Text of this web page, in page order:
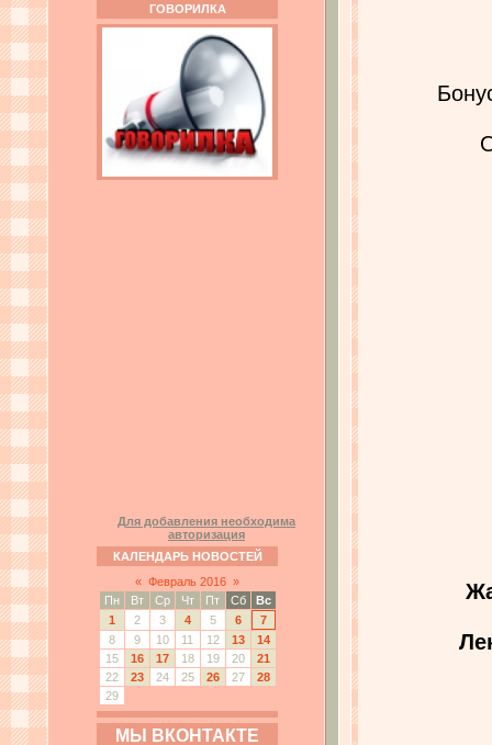
ГОВОРИЛКА
Для добавления необходима
авторизация
КАЛЕНДАРЬ НОВОСТЕЙ
« Февраль 2016 »
Пн
Вт Ср Чт Пт Сб
Вс
1
2 3 4 5 6
7
8
9 10 11 12 13
14
15
16 17 18 19 20
21
22
23 24 25 26 27
28
29
МЫ ВКОНТАКТЕ